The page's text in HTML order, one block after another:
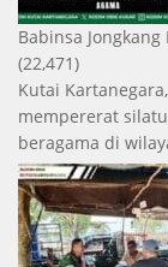
Babinsa
(22,471)
Kutai
mempererat
beragama di